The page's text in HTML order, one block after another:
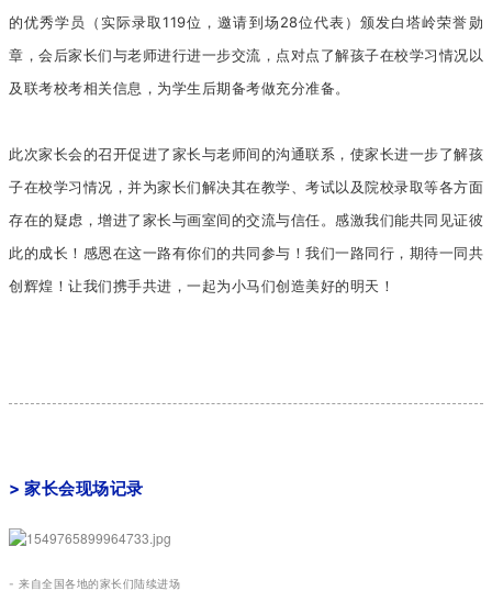
的优秀学员（实际录取119位，邀请到场28位代表）颁发白塔岭荣誉勋
章，会后家长们与老师进行进一步交流，点对点了解孩子在校学习情况以
及联考校考相关信息，为学生后期备考做充分准备。
此次家长会的召开促进了家长与老师间的沟通联系，使家长进一步了解孩
子在校学习情况，并为家长们解决其在教学、考试以及院校录取等各方面
存在的疑虑，增进了家长与画室间的交流与信任。感激我们能共同见证彼
此的成长！感恩在这一路有你们的共同参与！我们一路同行，期待一同共
创辉煌！让我们携手共进，一起为小马们创造美好的明天！
> 家长会现场记录
- 来自全国各地的家长们陆续进场